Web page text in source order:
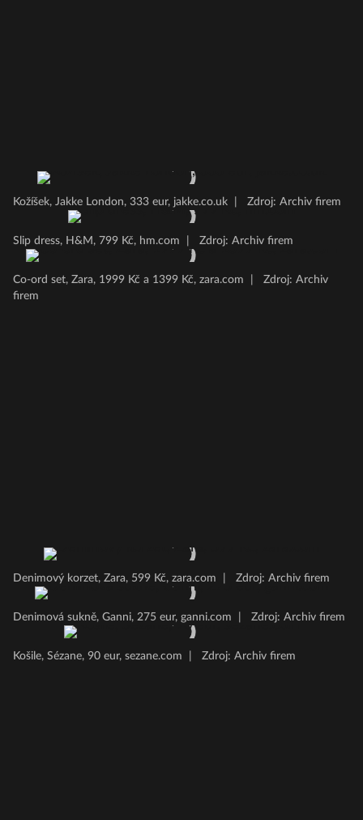
Kožíšek, Jakke London, 333 eur, jakke.co.uk Zdroj: Archiv firem
Slip dress, H&M, 799 Kč, hm.com Zdroj: Archiv firem
Co-ord set, Zara, 1999 Kč a 1399 Kč, zara.com
Zdroj: Archiv
firem
Denimový korzet, Zara, 599 Kč, zara.com Zdroj: Archiv firem
Denimová sukně, Ganni, 275 eur, ganni.com Zdroj: Archiv firem
Košile, Sézane, 90 eur, sezane.com Zdroj: Archiv firem